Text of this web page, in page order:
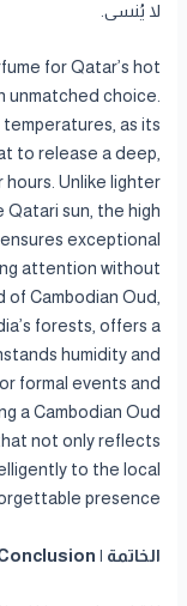
لا يُنسى.
for Qatar’s hot
unmatched choice.
temperatures, as its
to release a deep,
Unlike lighter
sun, the high
exceptional
attention without
of Cambodian Oud,
forests, offers a
humidity and
formal events and
a Cambodian Oud
not only reflects
to the local
presence.
الخاتمة | Conclusion